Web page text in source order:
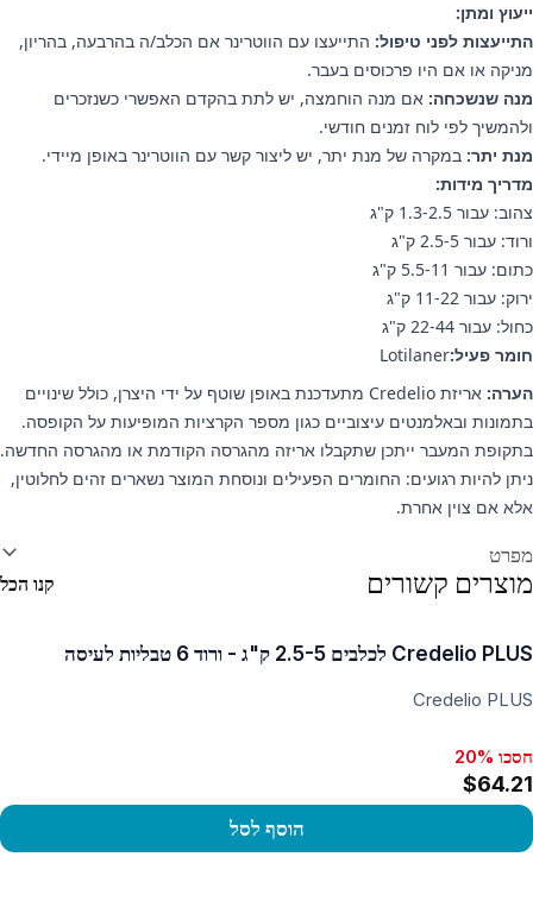
ייעוץ ומתן:
התייעצות לפני טיפול: התייעצו עם הווטרינר אם הכלב/ה בהרבעה, בהריון,
מניקה או אם היו פרכוסים בעבר.
מנה שנשכחה: אם מנה הוחמצה, יש לתת בהקדם האפשרי כשנזכרים
ולהמשיך לפי לוח זמנים חודשי.
מנת יתר: במקרה של מנת יתר, יש ליצור קשר עם הווטרינר באופן מיידי.
מדריך מידות:
צהוב: עבור 1.3-2.5 ק"ג
ורוד: עבור 2.5-5 ק"ג
כתום: עבור 5.5-11 ק"ג
ירוק: עבור 11-22 ק"ג
כחול: עבור 22-44 ק"ג
חומר פעיל:Lotilaner
הערה:
אריזת Credelio מתעדכנת באופן שוטף על ידי היצרן, כולל שינויים
בתמונות ובאלמנטים עיצוביים כגון מספר הקרציות המופיעות על הקופסה.
בתקופת המעבר ייתכן שתקבלו אריזה מהגרסה הקודמת או מהגרסה החדשה.
ניתן להיות רגועים: החומרים הפעילים ונוסחת המוצר נשארים זהים לחלוטין,
אלא אם צוין אחרת.
מפרט
מוצרים קשורים קנו הכל
Credelio PLUS לכלבים 2.5-5 ק"ג - ורוד 6 טבליות לעיסה
Credelio PLUS
חסכו 20%
$64.21
הוסף לסל
חסכו 20%, $43.35